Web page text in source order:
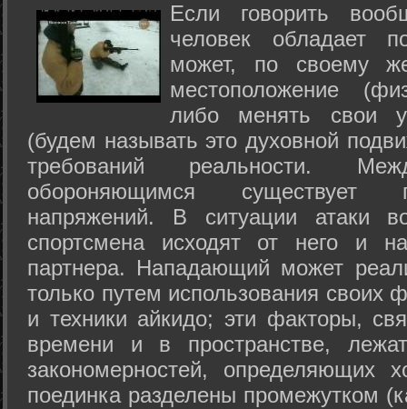
Если говорить
человек обладает
может, по своему
местоположение
либо менять свои
(будем называть это духовной
требований реальности.
обороняющимся существует
напряжений. В ситуации атаки
спортсмена исходят от него и
партнера. Нападающий может
только путем использования своих
и техники айкидо; эти факторы,
времени и в пространстве,
закономерностей, определяющих
поединка разделены промежутком